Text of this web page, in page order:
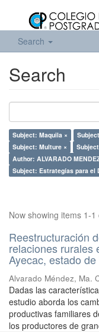
Search
Search
Subject: Maquila ×
Subject: Multure ×
Author: ALVARADO
Subject: Estrategías para el
Now showing items 1-1
Reestructuración
relaciones rurales
Ayecac, estado
Alvarado Méndez, Ma.
Dadas las
estudio aborda los
productivas familiares
los productores de